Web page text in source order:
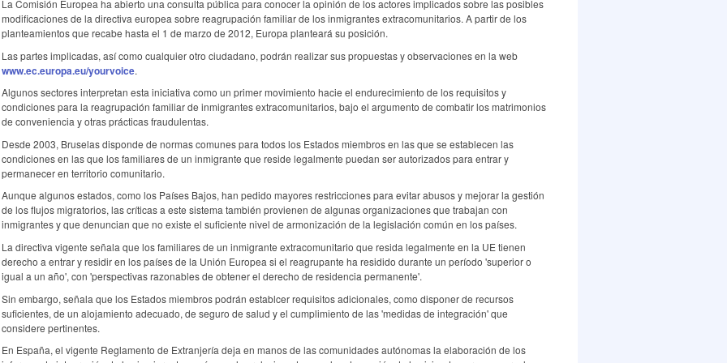
La Comisión Europea ha abierto una consulta pública para conocer la opinión de los actores implicados sobre las posibles
modificaciones de la directiva europea sobre reagrupación familiar de los inmigrantes extracomunitarios. A partir de los
planteamientos que recabe hasta el 1 de marzo de 2012, Europa planteará su posición.
Las partes implicadas, así como cualquier otro ciudadano, podrán realizar sus propuestas y observaciones en la web
www.ec.europa.eu/yourvoice.
Algunos sectores interpretan esta iniciativa como un primer movimiento hacie el endurecimiento de los requisitos y
condiciones para la reagrupación familiar de inmigrantes extracomunitarios, bajo el argumento de combatir los matrimonios
de conveniencia y otras prácticas fraudulentas.
Desde 2003, Bruselas disponde de normas comunes para todos los Estados miembros en las que se establecen las
condiciones en las que los familiares de un inmigrante que reside legalmente puedan ser autorizados para entrar y
permanecer en territorio comunitario.
Aunque algunos estados, como los Países Bajos, han pedido mayores restricciones para evitar abusos y mejorar la gestión
de los flujos migratorios, las críticas a este sistema también provienen de algunas organizaciones que trabajan con
inmigrantes y que denuncian que no existe el suficiente nivel de armonización de la legislación común en los países.
La directiva vigente señala que los familiares de un inmigrante extracomunitario que resida legalmente en la UE tienen
derecho a entrar y residir en los países de la Unión Europea si el reagrupante ha residido durante un período 'superior o
igual a un año', con 'perspectivas razonables de obtener el derecho de residencia permanente'.
Sin embargo, señala que los Estados miembros podrán establcer requisitos adicionales, como disponer de recursos
suficientes, de un alojamiento adecuado, de seguro de salud y el cumplimiento de las 'medidas de integración' que
considere pertinentes.
En España, el vigente Reglamento de Extranjería deja en manos de las comunidades autónomas la elaboración de los